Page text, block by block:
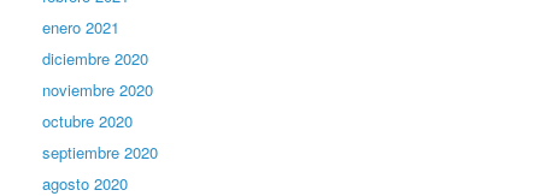
enero 2021
diciembre 2020
noviembre 2020
octubre 2020
septiembre 2020
agosto 2020